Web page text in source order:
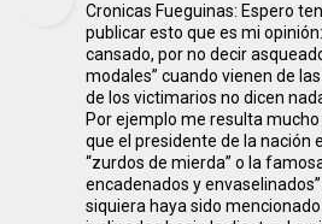
Cronicas Fueguinas: Espero
publicar esto que es mi
cansado, por no decir
modales” cuando vienen de
de los victimarios no dicen
Por ejemplo me resulta
que el presidente de la nación
“zurdos de mierda” o la
encadenados y
siquiera haya sido